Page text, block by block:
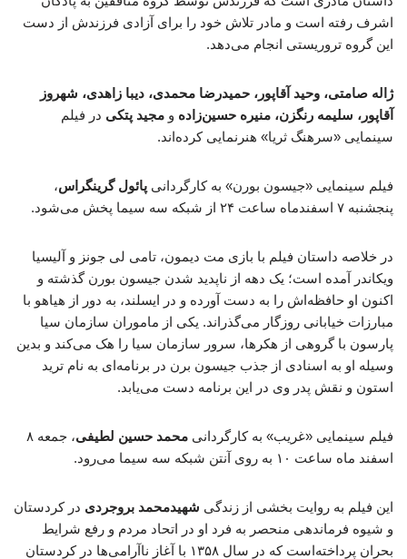
اشرف رفته است و مادر تلاش خود را برای آزادی فرزندش از دست
این گروه تروریستی انجام می‌دهد.
ژاله صامتی، وحید آقاپور، حمیدرضا محمدی، دیبا زاهدی، شهروز
آقاپور، سلیمه رنگزن، منیره حسین‌زاده و مجید پتکی در فیلم
سینمایی «سرهنگ ثریا» هنرنمایی کرده‌اند.
فیلم سینمایی «جیسون بورن» به کارگردانی پائول گرینگراس،
پنجشنبه ۷ اسفندماه ساعت ۲۴ از شبکه سه سیما پخش می‌شود.
در خلاصه داستان فیلم با بازی مت دیمون، تامی لی جونز و آلیسیا
ویکاندر آمده است؛ یک دهه از ناپدید شدن جیسون بورن گذشته و
اکنون او حافظه‌اش را به دست آورده و در ایسلند، به دور از هیاهو با
مبارزات خیابانی روزگار می‌گذراند. یکی از ماموران سازمان سیا
پارسون با گروهی از هکرها، سرور سازمان سیا را هک می‌کند و بدین
وسیله او به اسنادی از جذب جیسون برن در برنامه‌ای به نام ترید
استون و نقش پدر وی در این برنامه دست می‌یابد.
فیلم سینمایی «غریب» به کارگردانی محمد حسین لطیفی
، جمعه ۸
اسفند ماه ساعت ۱۰ به روی آنتن شبکه سه سیما می‌رود.
این فیلم به روایت بخشی از زندگی شهیدمحمد بروجردی در کردستان
و شیوه فرماندهی منحصر به فرد او در اتحاد مردم و رفع شرایط
بحران پرداخته‌است که در سال ۱۳۵۸ با آغاز ناآرامی‌ها در کردستان